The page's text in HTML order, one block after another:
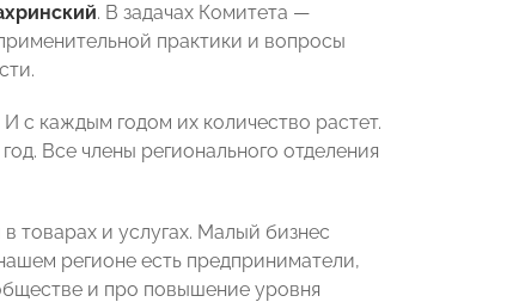
. В задачах Комитета —
практики и вопросы
каждым годом их количество растет.
Все члены регионального отделения
товарах и услугах. Малый бизнес
регионе есть предприниматели,
и про повышение уровня